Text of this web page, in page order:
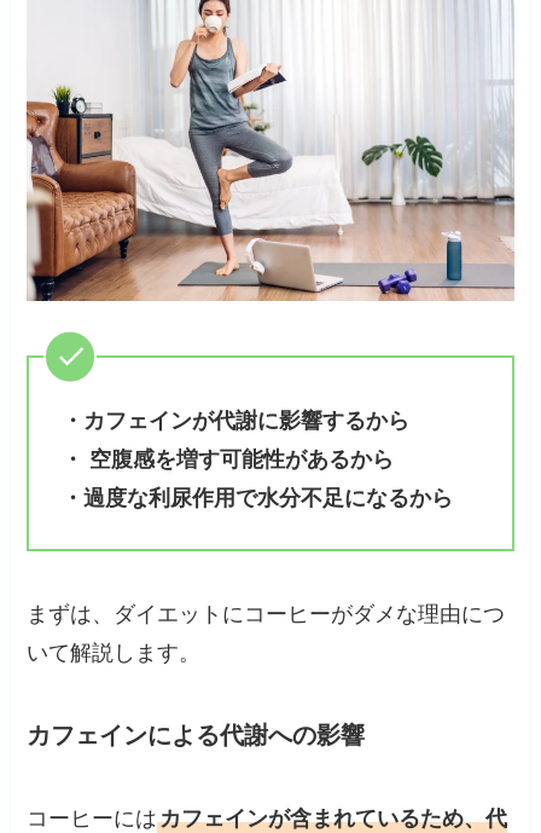
・カフェインが代謝に影響するから
・ 空腹感を増す可能性があるから
・過度な利尿作用で水分不足になるから
まずは、ダイエットにコーヒーがダメな理由につ
いて解説します。
カフェインによる代謝への影響
コーヒーにはカフェインが含まれているため、代